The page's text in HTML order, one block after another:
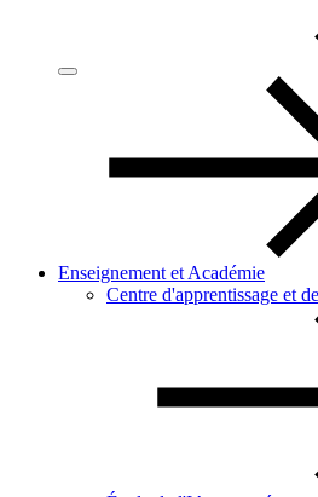
Enseignement et Académie
Centre d'apprentissage et